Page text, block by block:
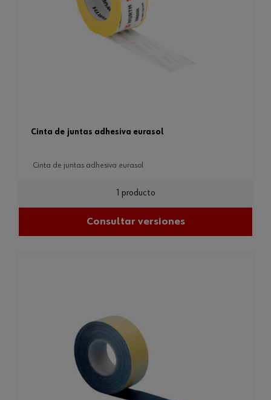
cinta de juntas adhesiva eurasol
cinta de juntas adhesiva eurasol
1 producto
Consultar versiones